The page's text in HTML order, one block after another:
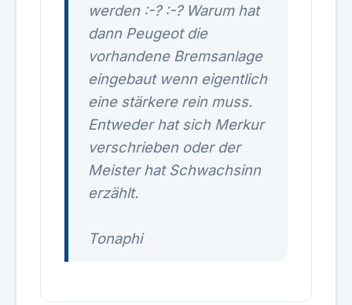
werden :-? :-? Warum hat
dann Peugeot die
vorhandene Bremsanlage
eingebaut wenn eigentlich
eine stärkere rein muss.
Entweder hat sich Merkur
verschrieben oder der
Meister hat Schwachsinn
erzählt.
Tonaphi